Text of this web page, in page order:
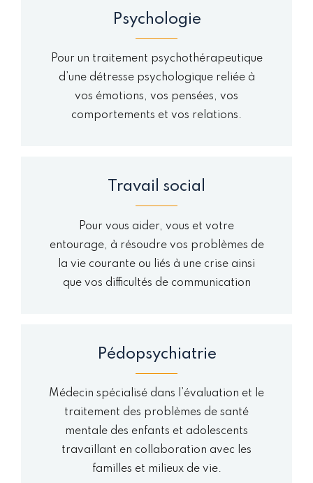
Psychologie
Pour un traitement psychothérapeutique
d’une détresse psychologique reliée à
vos émotions, vos pensées, vos
comportements et vos relations.
Travail social
Pour vous aider, vous et votre
entourage, à résoudre vos problèmes de
la vie courante ou liés à une crise ainsi
que vos difficultés de communication
Pédopsychiatrie
Médecin spécialisé dans l’évaluation et le
traitement des problèmes de santé
mentale des enfants et adolescents
travaillant en collaboration avec les
familles et milieux de vie.